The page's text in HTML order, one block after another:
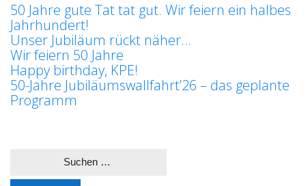
50 Jahre gute Tat tat gut. Wir feiern ein halbes
Jahrhundert!
Unser Jubiläum rückt näher…
Wir feiern 50 Jahre
Happy birthday, KPE!
50-Jahre Jubiläumswallfahrt’26 – das geplante
Programm